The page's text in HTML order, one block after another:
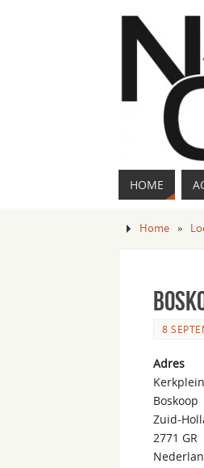
HOME
Home »
8
Adres
Boskoop
Zuid-
2771 GR